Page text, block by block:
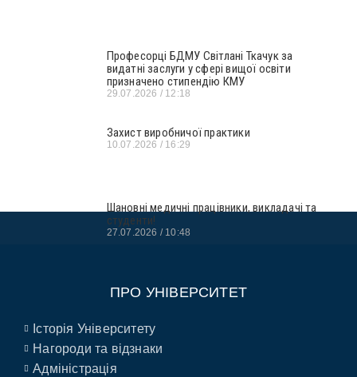
Професорці БДМУ Світлані Ткачук за
видатні заслуги у сфері вищої освіти
призначено стипендію КМУ
29.07.2026 12:18
Захист виробничої практики
10.07.2026 16:29
Шановні медичні працівники, викладачі та
студенти!
27.07.2026 10:48
ПРО УНІВЕРСИТЕТ
Історія Університету
Нагороди та відзнаки
Адміністрація